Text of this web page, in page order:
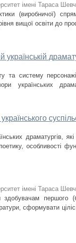
імені Тараса
(виробничої)
вищої освіти до
та систему
українських
драматургів,
особливості
імені Тараса
першого
сформувати